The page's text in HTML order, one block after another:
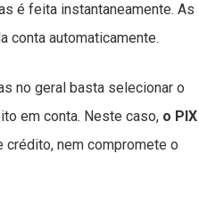
é feita instantaneamente. As
conta automaticamente.
no geral basta selecionar o
em conta. Neste caso, o PIX
crédito, nem compromete o